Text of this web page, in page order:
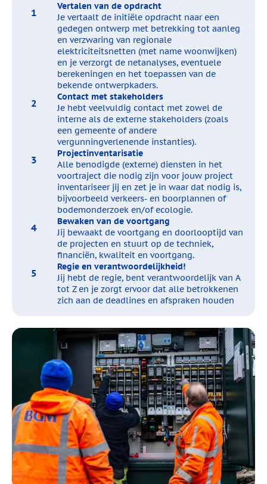
Vertalen van de opdracht
Je vertaalt de initiële opdracht naar een
gedegen ontwerp met betrekking tot aanleg
en verzwaring van regionale
elektriciteitsnetten (met name woonwijken)
en je verzorgt de netanalyses, eventuele
berekeningen en het toepassen van de
bekende ontwerpkaders.
Contact met stakeholders
Je hebt veelvuldig contact met zowel de
interne als de externe stakeholders (zoals
een gemeente of andere
vergunningverlenende instanties).
Projectinventarisatie
Alle benodigde (externe) diensten in het
voortraject die nodig zijn voor jouw project
inventariseer jij en zet je in waar dat nodig is,
bijvoorbeeld verkeers- en boorplannen of
bodemonderzoek en/of ecologie.
Bewaken van de voortgang
Jij bewaakt de voortgang en doorlooptijd van
de projecten en stuurt op de techniek,
financiën, kwaliteit en voortgang.
Regie en verantwoordelijkheid!
Jij hebt de regie, bent verantwoordelijk van A
tot Z en je zorgt ervoor dat alle betrokkenen
zich aan de deadlines en afspraken houden